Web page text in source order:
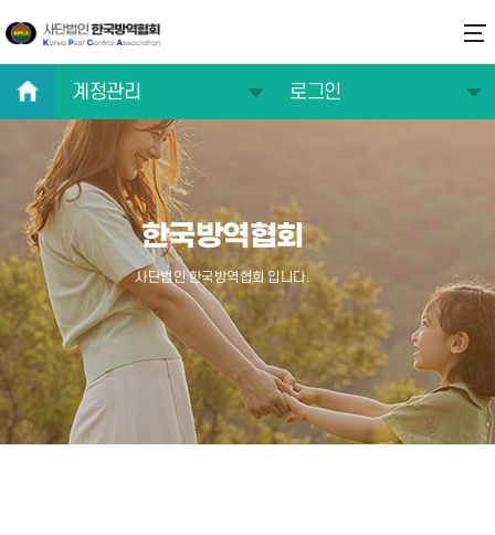
계정관리
협회소개
주요사업
연구/기술/정보
교육/자격증
알림마당
방역전문가 찾기
로그인
아이디 찾기
비밀번호 찾기
한국방역협회
사단법인 한국방역협회 입니다.